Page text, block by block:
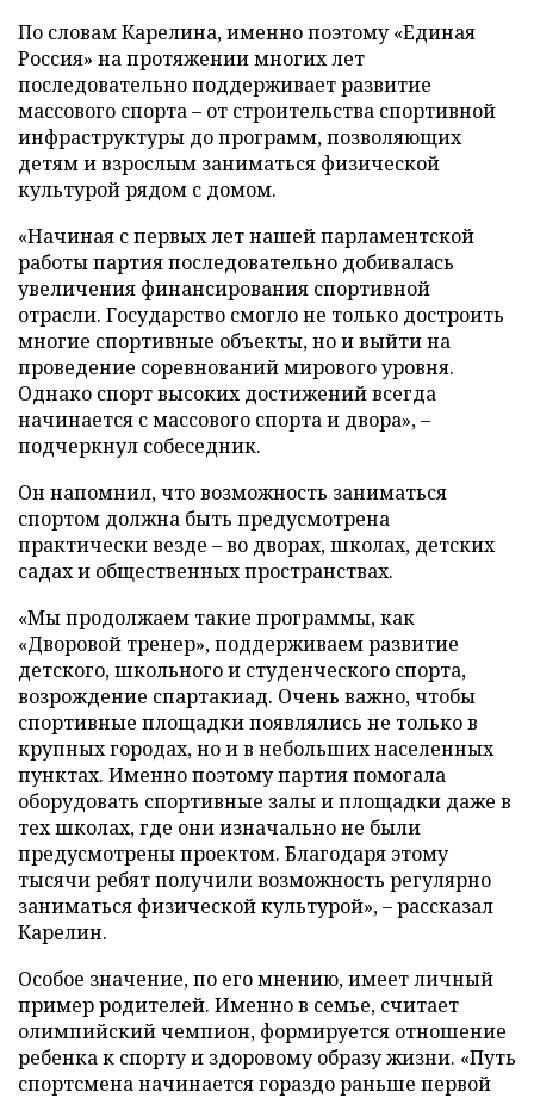
По словам Карелина, именно поэтому «Единая
Россия» на протяжении многих лет
последовательно поддерживает развитие
массового спорта – от строительства спортивной
инфраструктуры до программ, позволяющих
детям и взрослым заниматься физической
культурой рядом с домом.
«Начиная с первых лет нашей парламентской
работы партия последовательно добивалась
увеличения финансирования спортивной
отрасли. Государство смогло не только достроить
многие спортивные объекты, но и выйти на
проведение соревнований мирового уровня.
Однако спорт высоких достижений всегда
начинается с массового спорта и двора», –
подчеркнул собеседник.
Он напомнил, что возможность заниматься
спортом должна быть предусмотрена
практически везде – во дворах, школах, детских
садах и общественных пространствах.
«Мы продолжаем такие программы, как
«Дворовой тренер», поддерживаем развитие
детского, школьного и студенческого спорта,
возрождение спартакиад. Очень важно, чтобы
спортивные площадки появлялись не только в
крупных городах, но и в небольших населенных
пунктах. Именно поэтому партия помогала
оборудовать спортивные залы и площадки даже в
тех школах, где они изначально не были
предусмотрены проектом. Благодаря этому
тысячи ребят получили возможность регулярно
заниматься физической культурой», – рассказал
Карелин.
Особое значение, по его мнению, имеет личный
пример родителей. Именно в семье, считает
олимпийский чемпион, формируется отношение
ребенка к спорту и здоровому образу жизни. «Путь
спортсмена начинается гораздо раньше первой